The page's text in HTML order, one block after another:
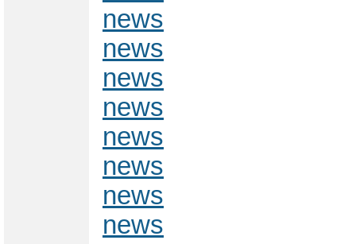
news
news
news
news
news
news
news
news